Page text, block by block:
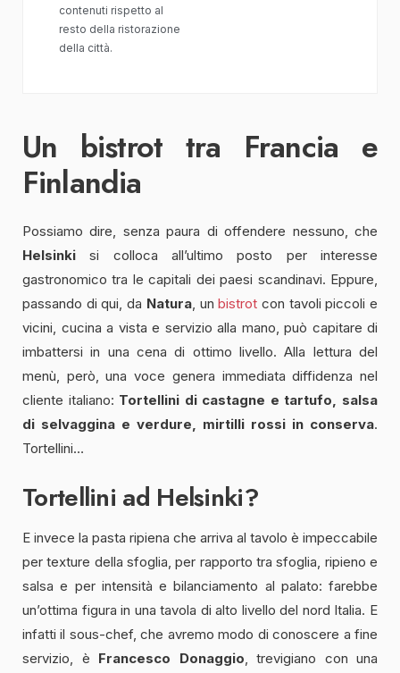
contenuti rispetto al
resto della ristorazione
della città.
Un bistrot tra Francia e
Finlandia
Possiamo dire, senza paura di offendere nessuno, che
Helsinki si colloca all’ultimo posto per interesse
gastronomico tra le capitali dei paesi scandinavi. Eppure,
passando di qui, da Natura, unbistrot con tavoli piccoli e
vicini, cucina a vista e servizio alla mano, può capitare di
imbattersi in una cena di ottimo livello. Alla lettura del
menù, però, una voce genera immediata diffidenza nel
cliente italiano: Tortellini di castagne e tartufo, salsa
di selvaggina e verdure, mirtilli rossi in conserva.
Tortellini…
Tortellini ad Helsinki?
E invece la pasta ripiena che arriva al tavolo è impeccabile
per texture della sfoglia, per rapporto tra sfoglia, ripieno e
salsa e per intensità e bilanciamento al palato: farebbe
un’ottima figura in una tavola di alto livello del nord Italia. E
infatti il sous-chef, che avremo modo di conoscere a fine
servizio, è Francesco Donaggio, trevigiano con una